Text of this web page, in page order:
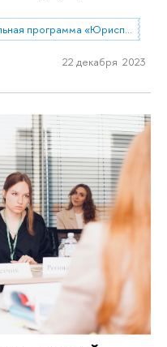
Образовательная программа «Юриспруденция»
22 декабря 2023